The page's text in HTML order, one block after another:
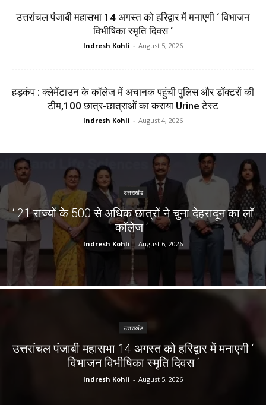
उत्तरांचल पंजाबी महासभा 14 अगस्त को हरिद्वार में मनाएगी ‘ विभाजन
विभीषिका स्मृति दिवस ‘
Indresh Kohli - August 5, 2026
हड़कंप : क्लेमेंटाउन के कॉलेज में अचानक पहुंची पुलिस और डॉक्टरों की
टीम,100 छात्र-छात्राओं का कराया Urine टेस्ट
Indresh Kohli - August 4, 2026
उत्तराखंड
‘ 21 राज्यों के 500 से अधिक छात्रों ने चुना देहरादून का लाॅ
काॅलेज ‘
Indresh Kohli - August 6, 2026
उत्तराखंड
उत्तरांचल पंजाबी महासभा 14 अगस्त को हरिद्वार में मनाएगी ‘
विभाजन विभीषिका स्मृति दिवस ‘
Indresh Kohli - August 5, 2026